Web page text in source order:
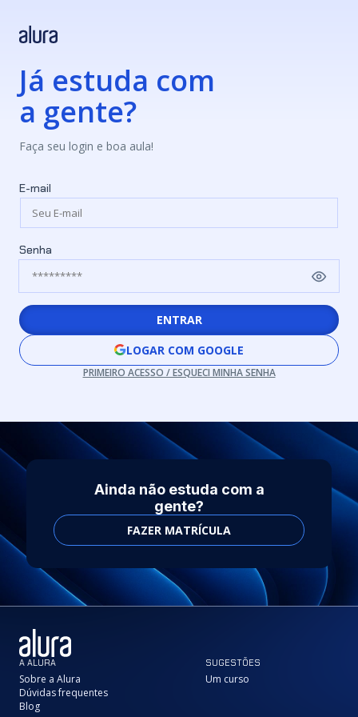
Já estuda com
a gente?
Faça seu login e boa aula!
E-mail
Senha
ENTRAR
LOGAR COM GOOGLE
PRIMEIRO ACESSO / ESQUECI MINHA SENHA
Ainda não estuda com a
gente?
FAZER MATRÍCULA
A ALURA
Sobre a Alura
Dúvidas frequentes
Blog
SUGESTÕES
Um curso